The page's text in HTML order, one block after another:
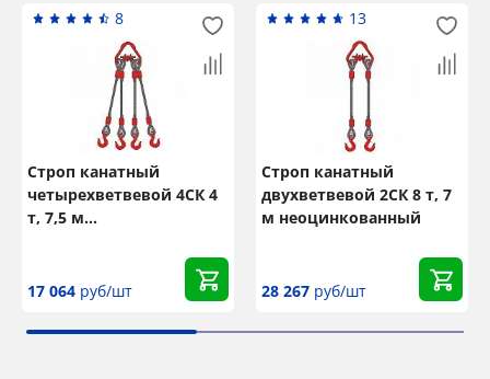
8
Строп канатный
четырехветвевой 4СК 4
т, 7,5 м
17 064 руб/шт
13
Строп канатный
двухветвевой 2СК 8 т, 7
м неоцинкованный
28 267 руб/шт